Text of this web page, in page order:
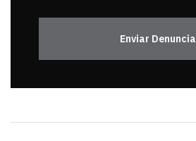
Enviar Denuncia